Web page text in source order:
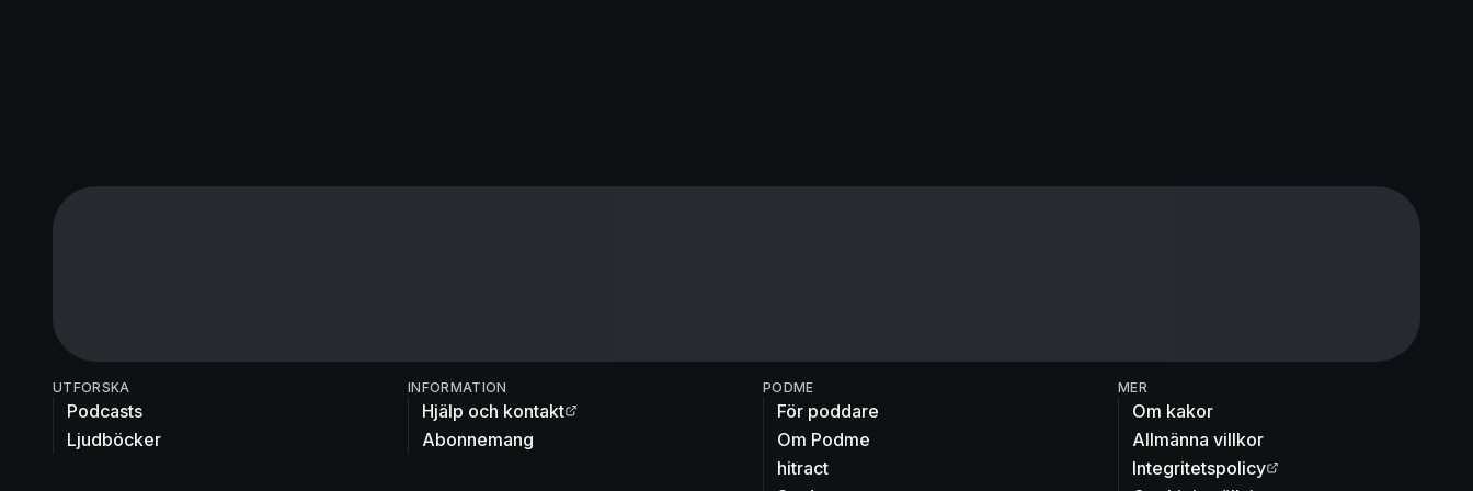
UTFORSKA
Podcasts
Ljudböcker
INFORMATION
Hjälp och kontakt
Abonnemang
PODME
För poddare
Om Podme
hitract
MER
Om kakor
Allmänna villkor
Integritetspolicy